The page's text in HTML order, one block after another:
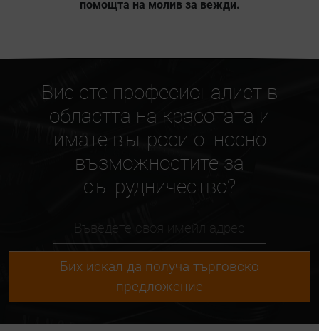
помощта на молив за вежди.
Вие сте професионалист в
областта на красотата и
имате въпроси относно
възможностите за
сътрудничество?
Бих искал да получа търговско
предложение